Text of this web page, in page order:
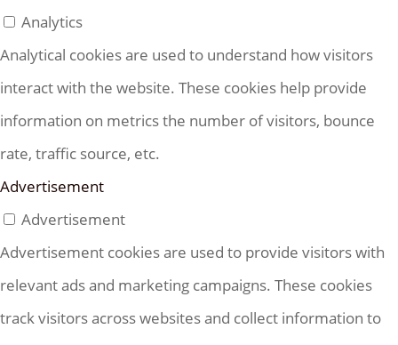
Analytics
Analytical cookies are used to understand how visitors
interact with the website. These cookies help provide
information on metrics the number of visitors, bounce
rate, traffic source, etc.
Advertisement
Advertisement
Advertisement cookies are used to provide visitors with
relevant ads and marketing campaigns. These cookies
track visitors across websites and collect information to